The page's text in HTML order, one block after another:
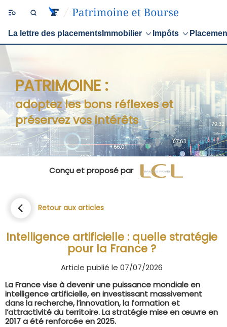
La lettre des placements Immobilier Impôts
PATRIMOINE :
adoptez les bons réflexes et
préservez vos intérêts
Conçu et proposé par
Retour aux articles
Intelligence artificielle : quelle stratégie
pour la France ?
Article publié le 07/07/2026
La France vise à devenir une puissance mondiale en
intelligence artificielle, en investissant massivement
dans la recherche, l’innovation, la formation et
l’attractivité du territoire. La stratégie mise en œuvre en
2017 a été renforcée en 2025.